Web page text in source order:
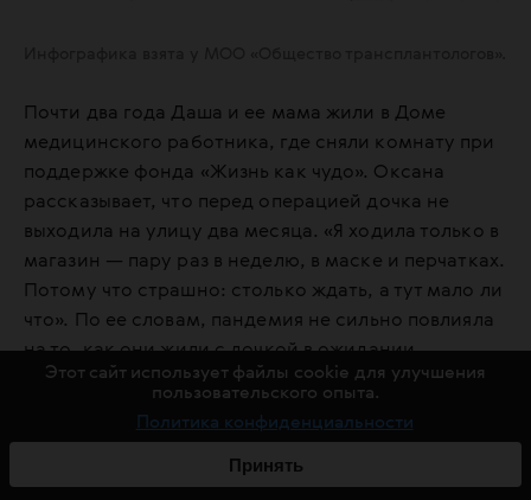
Почти два года Даша и ее мама жили в Доме
медицинского работника, где сняли комнату при
поддержке фонда «Жизнь как чудо». Оксана
рассказывает, что перед операцией дочка не
выходила на улицу два месяца. «Я ходила только в
магазин — пару раз в неделю, в маске и перчатках.
Потому что страшно: столько ждать, а тут мало ли
что». По ее словам, пандемия не сильно повлияла
на то, как они жили с дочкой в ожидании
донорского органа: «Врачи советовали вообще
никуда не выходили».
Этот сайт использует файлы cookie для улучшения
пользовательского опыта.
Политика конфиденциальности
Принять